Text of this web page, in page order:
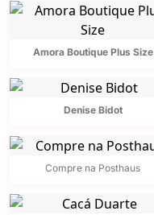
Amora Boutique Plus Size
Denise Bidot
Compre na Posthaus